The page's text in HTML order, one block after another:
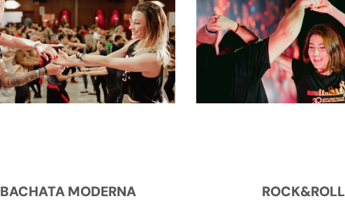
BACHATA MODERNA ROCK&ROLL